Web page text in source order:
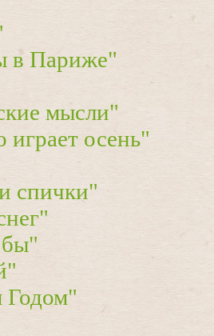
в Париже"
мысли"
играет осень"
спички"